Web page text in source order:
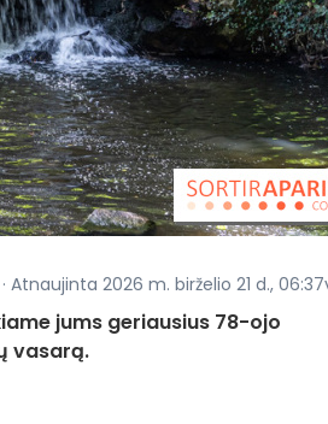
Atnaujinta 2026 m. birželio 21 d.,
jums geriausius 78-ojo
vasarą.